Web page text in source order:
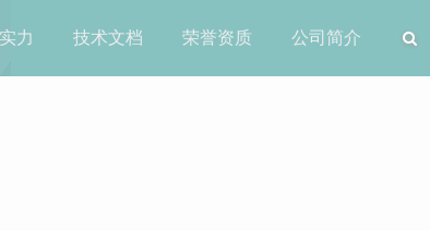
力 技术文档 荣誉资质 公司简介